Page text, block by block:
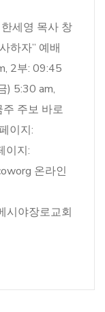
세영 목사 창
하자” 예배
2부: 09:45
) 5:30 am,
주보 바로
이지:
이지:
온라인
시야장로교회